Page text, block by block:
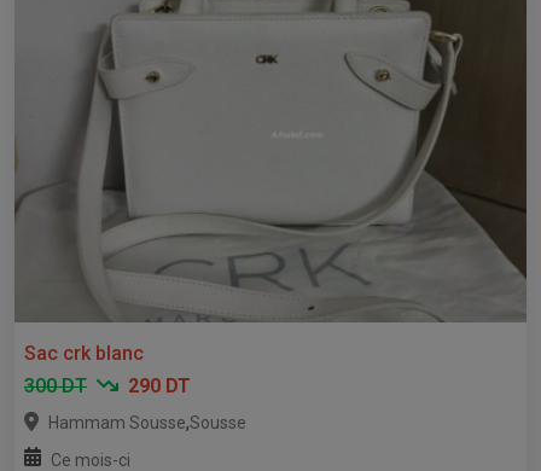
Sac crk blanc
300 DT
290 DT
Hammam Sousse,Sousse
Ce mois-ci